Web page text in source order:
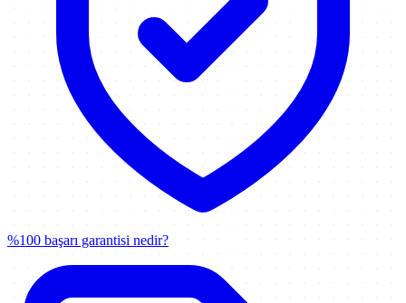
%100 başarı garantisi nedir?